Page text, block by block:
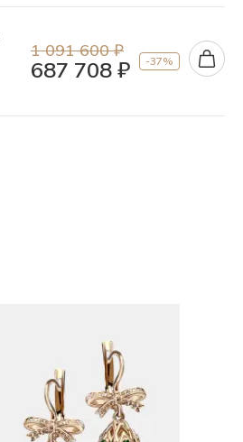
1 091 600 ₽
687 708 ₽ -37%